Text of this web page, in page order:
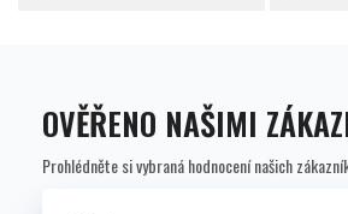
OVĚŘENO NAŠIMI
Prohlédněte si vybraná hodnocení našich